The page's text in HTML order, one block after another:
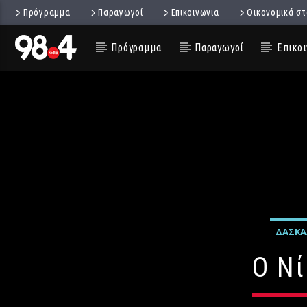
Πρόγραμμα Παραγωγοί Επικοινωνια Οικονομικά
Πρόγραμμα Παραγωγοί
Ο